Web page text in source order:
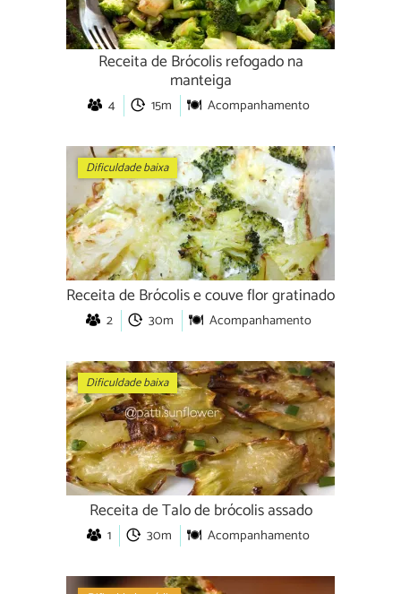
Receita de Brócolis refogado na
manteiga
4 15m Acompanhamento
Dificuldade baixa
Receita de Brócolis e couve flor gratinado
2 30m Acompanhamento
Dificuldade baixa
Receita de Talo de brócolis assado
1 30m Acompanhamento